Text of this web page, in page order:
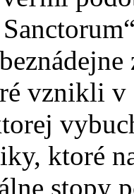
vznikli v
ktoré
stopy